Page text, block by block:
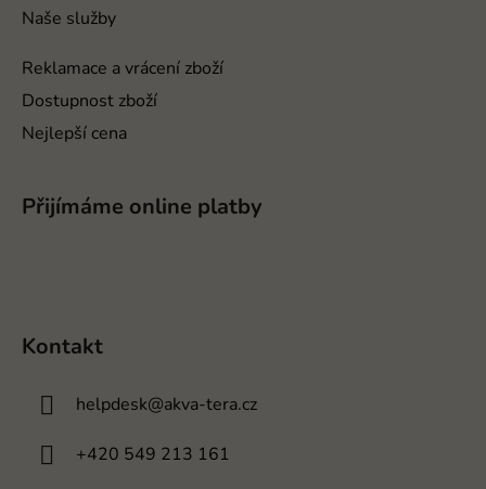
Naše služby
Reklamace a vrácení zboží
Dostupnost zboží
Nejlepší cena
Přijímáme online platby
Kontakt
helpdesk@akva-tera.cz
+420 549 213 161